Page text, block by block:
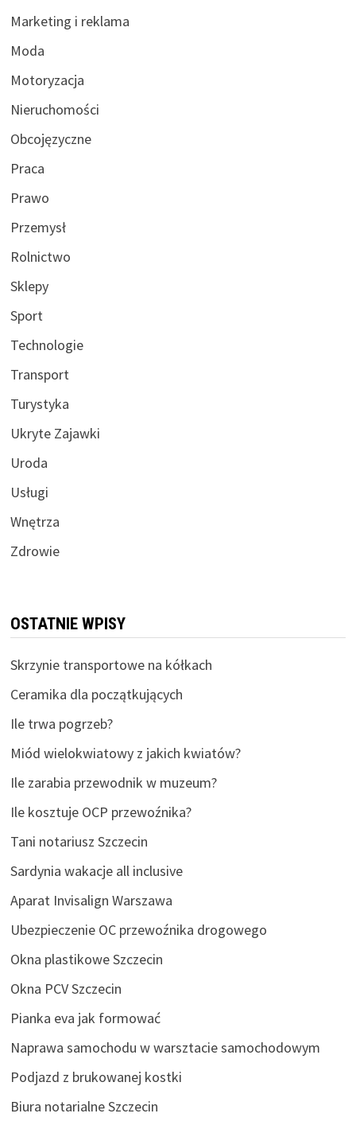
Marketing i reklama
Moda
Motoryzacja
Nieruchomości
Obcojęzyczne
Praca
Prawo
Przemysł
Rolnictwo
Sklepy
Sport
Technologie
Transport
Turystyka
Ukryte Zajawki
Uroda
Usługi
Wnętrza
Zdrowie
OSTATNIE WPISY
Skrzynie transportowe na kółkach
Ceramika dla początkujących
Ile trwa pogrzeb?
Miód wielokwiatowy z jakich kwiatów?
Ile zarabia przewodnik w muzeum?
Ile kosztuje OCP przewoźnika?
Tani notariusz Szczecin
Sardynia wakacje all inclusive
Aparat Invisalign Warszawa
Ubezpieczenie OC przewoźnika drogowego
Okna plastikowe Szczecin
Okna PCV Szczecin
Pianka eva jak formować
Naprawa samochodu w warsztacie samochodowym
Podjazd z brukowanej kostki
Biura notarialne Szczecin